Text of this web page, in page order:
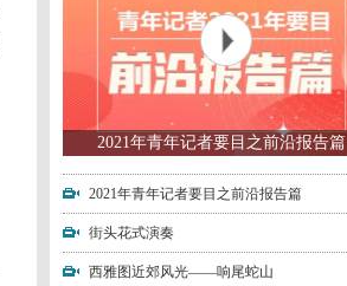
2021年青年记者要目之前沿报告篇
2021年青年记者要目之前沿报告篇
街头花式演奏
西雅图近郊风光——响尾蛇山